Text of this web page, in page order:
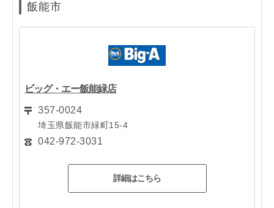
飯能市
ビッグ・エー飯能緑店
357-0024
埼玉県飯能市緑町15-4
042-972-3031
詳細はこちら